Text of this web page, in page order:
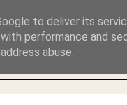
to deliver its
performance and
abuse.